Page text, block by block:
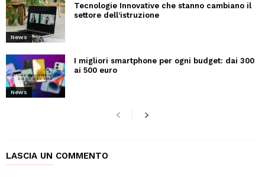
News
Tecnologie Innovative che stanno cambiano il
settore dell’istruzione
News
I migliori smartphone per ogni budget: dai 300
ai 500 euro
LASCIA UN COMMENTO